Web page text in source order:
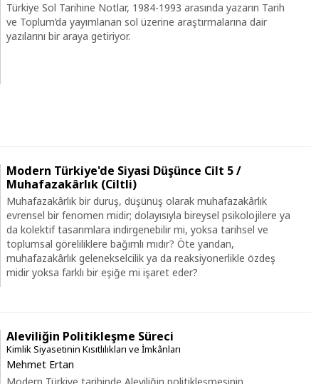
Türkiye Sol Tarihine Notlar, 1984-1993 arasında yazarın Tarih
ve Toplum’da yayımlanan sol üzerine araştırmalarına dair
yazılarını bir araya getiriyor.
Modern Türkiye'de Siyasi Düşünce Cilt 5 /
Muhafazakârlık (Ciltli)
Muhafazakârlık bir duruş, düşünüş olarak muhafazakârlık
evrensel bir fenomen midir; dolayısıyla bireysel psikolojilere ya
da kolektif tasarımlara indirgenebilir mi, yoksa tarihsel ve
toplumsal göreliliklere bağımlı mıdır? Öte yandan,
muhafazakârlık gelenekselcilik ya da reaksiyonerlikle özdeş
midir yoksa farklı bir eşiğe mi işaret eder?
Aleviliğin Politikleşme Süreci
Kimlik Siyasetinin Kısıtlılıkları ve İmkânları
Mehmet Ertan